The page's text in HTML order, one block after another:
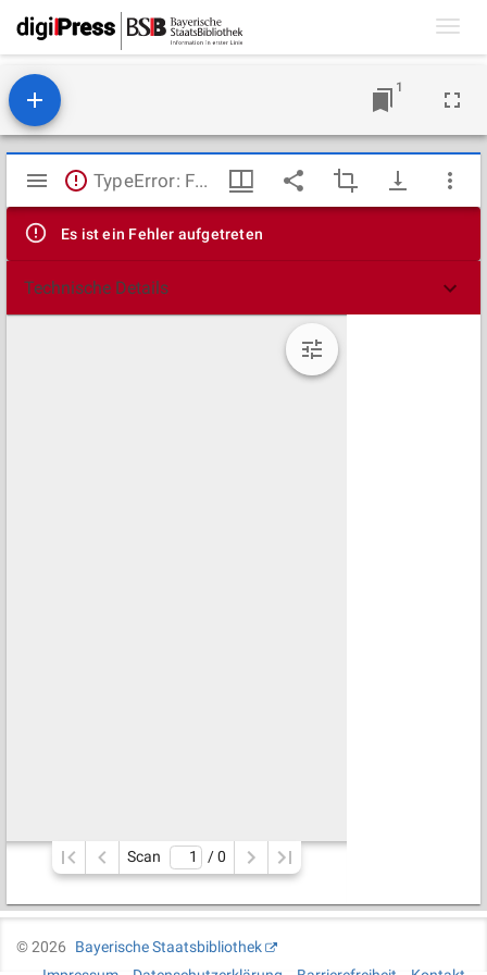
1
Mirador
Viewer
TypeError: Failed to fetch
Es ist ein Fehler aufgetreten
Technische Details
Scan / 0
©2026
Bayerische Staatsbibliothek